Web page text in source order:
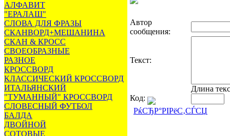
АЛФАВИТ
"ЕРАЛАШ"
СЛОВА ДЛЯ ФРАЗЫ
СКАНВОРД+МЕШАНИНА
СКАН & КРОСС
СВОЕОБРАЗНЫЕ
РАЗНОЕ
КРОССВОРД
КЛАССИЧЕСКИЙ КРОССВОРД
ИТАЛЬЯНСКИЙ
"ТУМАННЫЙ" КРОССВОРД
СЛОВЕСНЫЙ ФУТБОЛ
БАЛДА
ДВОЙНОЙ
СОТОВЫЕ
Автор
сообщения:
Текст:
Длина
Код:
РќСЂР°РІРёС‚СЃСЏ